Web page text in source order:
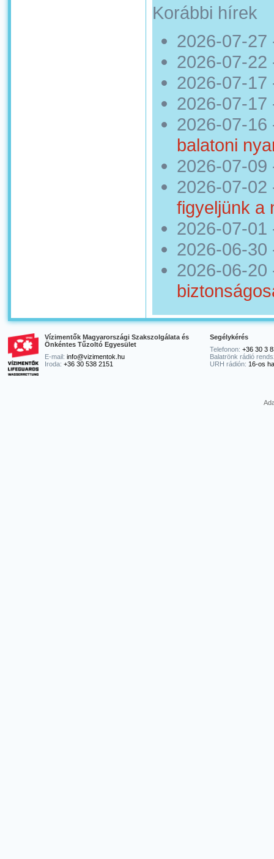
Korábbi hírek
2026-07-27
2026-07-22
2026-07-17
2026-07-17
2026-07-16
balatoni
2026-07-09
2026-07-02
figyeljünk a
2026-07-01
2026-06-30
2026-06-20
Vízimentők Magyarországi Szakszolgálata és
Önkéntes Tűzoltó Egyesület
E-mail: info@vizimentok.hu
Iroda: +36 30 538 2151
Segélykérés
Telefonon: +36 30 3
Balatrönk rádió
URH rádión: 16-os